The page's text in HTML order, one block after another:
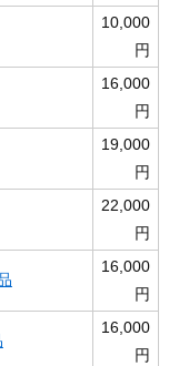
10,000
円
16,000
円
19,000
円
22,000
円
16,000
円
16,000
円